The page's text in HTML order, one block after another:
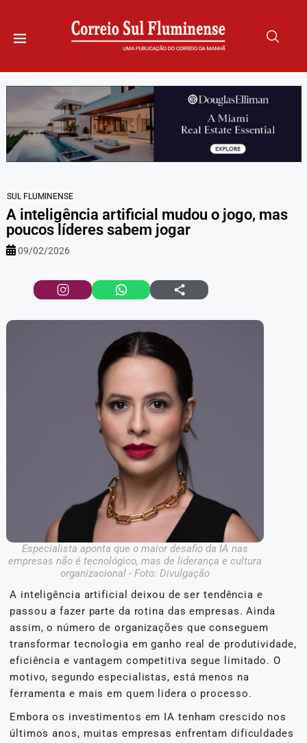
SUL FLUMINENSE
A inteligência artificial mudou o jogo, mas
poucos líderes sabem jogar
09/02/2026
Especialista aponta que o maior desafio da IA nas
empresas não é tecnológico, mas de liderança e cultura
organizacional - Foto: Divulgação
A inteligência artificial deixou de ser tendência e
passou a fazer parte da rotina das empresas. Ainda
assim, o número de organizações que conseguem
transformar tecnologia em ganho real de produtividade,
eficiência e vantagem competitiva segue limitado. O
motivo, segundo especialistas, está menos na
ferramenta e mais em quem lidera o processo.
Embora os investimentos em IA tenham crescido nos
últimos anos, muitas empresas enfrentam dificuldades